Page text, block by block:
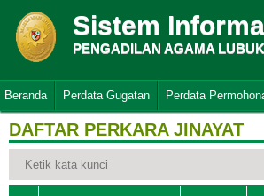
Sistem
PENGADILAN AGAMA
Beranda Perdata Gugatan Perdata
DAFTAR PERKARA JINAYAT